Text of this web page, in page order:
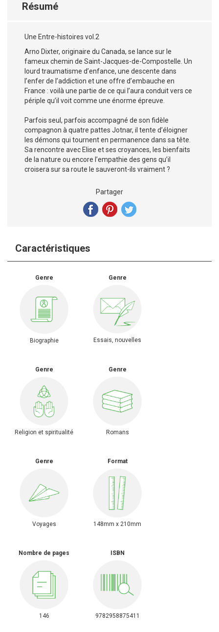
Résumé
Une Entre-histoires vol.2
Arno Dixter, originaire du Canada, se lance sur le
fameux chemin de Saint-Jacques-de-Compostelle. Un
lourd traumatisme d’enfance, une descente dans
l’enfer de l’addiction et une offre d’embauche en
France : voilà une partie de ce qui l’aura conduit vers ce
périple qu’il voit comme une énorme épreuve.
Parfois seul, parfois accompagné de son fidèle
compagnon à quatre pattes Jotnar, il tente d’éloigner
les démons qui tournent en permanence dans sa tête.
Sa rencontre avec Elise et ses croyances, les bienfaits
de la nature ou encore l’empathie des gens qu’il
croisera sur sa route le sauveront-ils vraiment ?
Partager
Caractéristiques
Genre
Biographie
Genre
Essais, nouvelles
Genre
Religion et spiritualité
Genre
Romans
Genre
Voyages
Format
148mm x 210mm
Nombre de pages
146
ISBN
9782958875411